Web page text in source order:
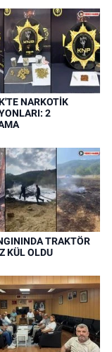
NARKOTİK
2
TRAKTÖR
KÜL OLDU